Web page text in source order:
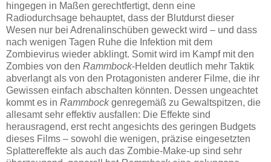
hingegen in Maßen gerechtfertigt, denn eine
Radiodurchsage behauptet, dass der Blutdurst dieser
Wesen nur bei Adrenalinschüben geweckt wird – und dass
nach wenigen Tagen Ruhe die Infektion mit dem
Zombievirus wieder abklingt. Somit wird im Kampf mit den
Zombies von den Rammbock-Helden deutlich mehr Taktik
abverlangt als von den Protagonisten anderer Filme, die ihr
Gewissen einfach abschalten könnten. Dessen ungeachtet
kommt es in Rammbockgenregemäß zu Gewaltspitzen, die
allesamt sehr effektiv ausfallen: Die Effekte sind
herausragend, erst recht angesichts des geringen Budgets
dieses Films – sowohl die wenigen, präzise eingesetzten
Splattereffekte als auch das Zombie-Make-up sind sehr